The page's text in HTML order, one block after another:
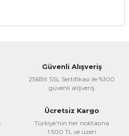
Güvenli Alışveriş
256Bit SSL Sertifikası ile %100
güvenli alışveriş
Ücretsiz Kargo
Türkiye'nin her noktasına
1.500 TL ve üzeri